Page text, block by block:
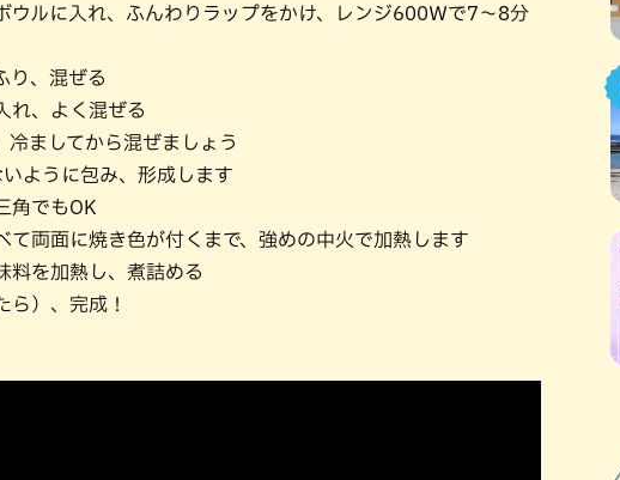
ルに入れ、ふんわりラップをかけ、レンジ600Ｗで7～8分
、混ぜる
、よく混ぜる
ましてから混ぜましょう
ように包み、形成します
でもOK
両面に焼き色が付くまで、強めの中火で加熱します
を加熱し、煮詰める
）、完成！